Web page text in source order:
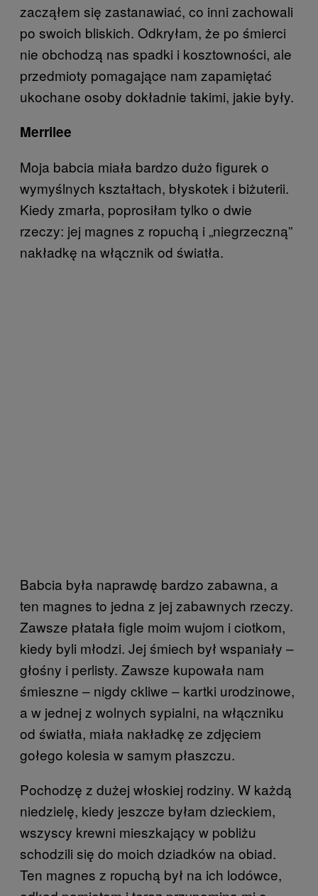
zacząłem się zastanawiać, co inni zachowali
po swoich bliskich. Odkryłam, że po śmierci
nie obchodzą nas spadki i kosztowności, ale
przedmioty pomagające nam zapamiętać
ukochane osoby dokładnie takimi, jakie były.
Merrilee
Moja babcia miała bardzo dużo figurek o
wymyślnych kształtach, błyskotek i biżuterii.
Kiedy zmarła, poprosiłam tylko o dwie
rzeczy: jej magnes z ropuchą i „niegrzeczną”
nakładkę na włącznik od światła.
Babcia była naprawdę bardzo zabawna, a
ten magnes to jedna z jej zabawnych rzeczy.
Zawsze płatała figle moim wujom i ciotkom,
kiedy byli młodzi. Jej śmiech był wspaniały –
głośny i perlisty. Zawsze kupowała nam
śmieszne – nigdy ckliwe – kartki urodzinowe,
a w jednej z wolnych sypialni, na włączniku
od światła, miała nakładkę ze zdjęciem
gołego kolesia w samym płaszczu.
Pochodzę z dużej włoskiej rodziny. W każdą
niedzielę, kiedy jeszcze byłam dzieckiem,
wszyscy krewni mieszkający w pobliżu
schodzili się do moich dziadków na obiad.
Ten magnes z ropuchą był na ich lodówce,